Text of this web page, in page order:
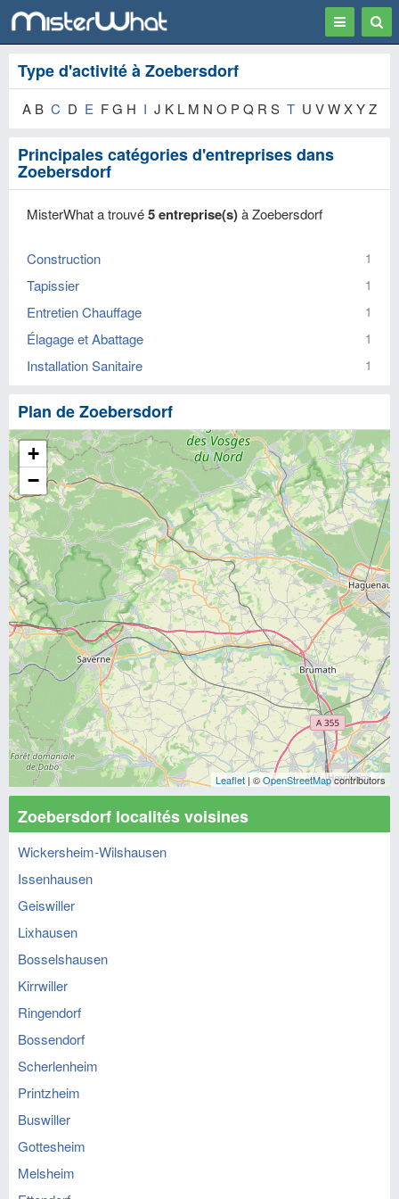
Toggle
Type d'activité à Zoebersdorf
A B C D E F G H I J K L M N O P Q R S T U V W X Y Z
Principales catégories d'entreprises dans
Zoebersdorf
MisterWhat a trouvé5 entreprise(s)à Zoebersdorf
Construction 1
Tapissier 1
Entretien Chauffage 1
Élagage et Abattage 1
Installation Sanitaire 1
Plan de Zoebersdorf
+
−
Leaflet | ©OpenStreetMapcontributors
Zoebersdorf localités voisines
Wickersheim-Wilshausen
Issenhausen
Geiswiller
Lixhausen
Bosselshausen
Kirrwiller
Ringendorf
Bossendorf
Scherlenheim
Printzheim
Buswiller
Gottesheim
Melsheim